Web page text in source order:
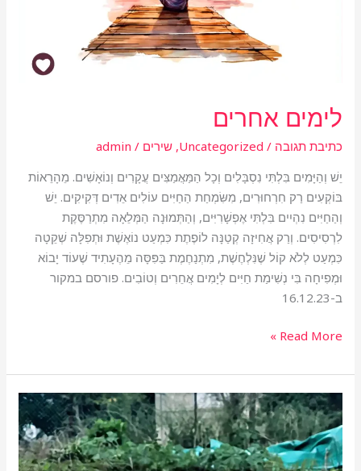
לימים אחרים
כתיבת תגובה /
Uncategorized
,שירים /
admin
יֵשׁ וְהַיָּמִים בִּלְתִּי נִסְבָּלִים וְכָל הַמַּאֲמַצִּים עֲקָרִים וְנוֹאָשִׁים. מֵהָרֵאוֹת
בּוֹקְעִים רַק חִרְחוּרִים, מִשִּׂמְחַת הַחַיִּים עוֹלִים אֵדִים דְּקִיקִים. יֵשׁ
וְהַחַיִּים נִהְיִים בִּלְתִּי אֶפְשָׁרִיִּים, וְהַתְּמוּנָה הַמְּלֵאָה מִתְרַסֶּקֶת
לִרְסִיסִים. וְרַק אֲחִיזָה קְטַנָּה לוֹפֶתֶת כִּמְעַט נוֹאֶשֶׁת וּתְפִלָּה שְׁקֵטָה
כִּמְעַט לְלֹא קוֹל שֶׁנִּלְחֶשֶׁת, מִתְנַחֶמֶת בַּפִּסָּה מֵהֶעָתִיד שֶׁעוֹד יָבוֹא
וּמְפִיחָה בִּי נְשִׁימַת חַיִּים לְיָמִים אֲחֵרִים וְטוֹבִים. פורסם במקור
ב-16.12.23
Read More »
תפילה